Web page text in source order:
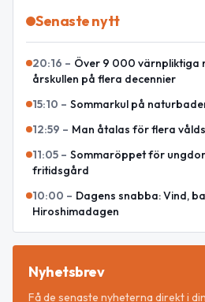
Senaste nytt
20:16 – Över 9 000 värnpliktiga
årskullen på flera decennier
15:10 – Sommarkul på
12:59 – Man åtalas för flera
11:05 – Sommaröppet för
fritidsgård
10:00 – Dagens snabba: Vind,
Hiroshimadagen
Nyhetsbrev
Få de senaste nyheterna direkt i